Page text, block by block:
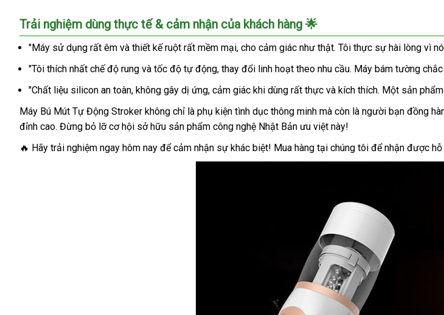
Trải nghiệm dùng thực tế & cảm nhận của khách hàng 🌟
"Máy sử dụng rất êm và thiết kế ruột rất mềm mại, cho cảm giác như thật. Tôi thực sự hài lòng vì
"Tôi thích nhất chế độ rung và tốc độ tự động, thay đổi linh hoạt theo nhu cầu. Máy bám tường
"Chất liệu silicon an toàn, không gây dị ứng, cảm giác khi dùng rất thực và kích thích. Một sản
Máy Bú Mút Tự Động Stroker không chỉ là phụ kiện tình dục thông minh mà còn là người bạn đồng
đỉnh cao. Đừng bỏ lỡ cơ hội sở hữu sản phẩm công nghệ Nhật Bản ưu việt này!
🔥 Hãy trải nghiệm ngay hôm nay để cảm nhận sự khác biệt! Mua hàng tại chúng tôi để nhận được